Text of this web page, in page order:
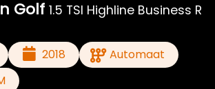
Golf 1.5 TSI Highline Business R
2018
Automaat